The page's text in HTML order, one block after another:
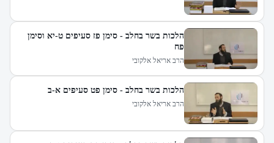
הלכות בשר בחלב - סימן פז סעיפים ט-יא וסימן
פח
הרב אריאל אלקובי
הלכות בשר בחלב - סימן פט סעיפים א-ב
הרב אריאל אלקובי